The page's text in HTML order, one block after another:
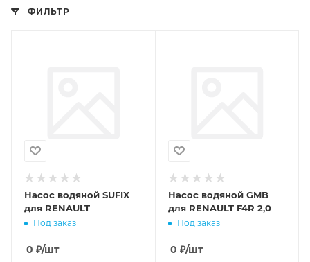
ФИЛЬТР
Насос водяной SUFIX
для RENAULT
Под заказ
0 ₽/шт
Насос водяной GMB
для RENAULT F4R 2,0
Под заказ
0 ₽/шт